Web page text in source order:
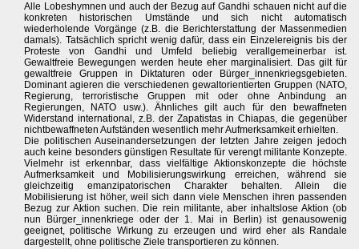
Alle Lobeshymnen und auch der Bezug auf Gandhi schauen nicht auf die
konkreten historischen Umstände und sich nicht automatisch
wiederholende Vorgänge (z.B. die Berichterstattung der Massenmedien
damals). Tatsächlich spricht wenig dafür, dass ein Einzelereignis bis der
Proteste von Gandhi und Umfeld beliebig verallgemeinerbar ist.
Gewaltfreie Bewegungen werden heute eher marginalisiert. Das gilt für
gewaltfreie Gruppen in Diktaturen oder Bürger_innenkriegsgebieten.
Dominant agieren die verschiedenen gewaltorientierten Gruppen (NATO,
Regierung, terroristische Gruppen mit oder ohne Anbindung an
Regierungen, NATO usw.). Ähnliches gilt auch für den bewaffneten
Widerstand international, z.B. der Zapatistas in Chiapas, die gegenüber
nichtbewaffneten Aufständen wesentlich mehr Aufmerksamkeit erhielten.
Die politischen Auseinandersetzungen der letzten Jahre zeigen jedoch
auch keine besonders günstigen Resultate für verengt militante Konzepte.
Vielmehr ist erkennbar, dass vielfältige Aktionskonzepte die höchste
Aufmerksamkeit und Mobilisierungswirkung erreichen, während sie
gleichzeitig emanzipatorischen Charakter behalten. Allein die
Mobilisierung ist höher, weil sich dann viele Menschen ihren passenden
Bezug zur Aktion suchen. Die rein militante, aber inhaltslose Aktion (ob
nun Bürger_innenkriege oder der 1. Mai in Berlin) ist genausowenig
geeignet, politische Wirkung zu erzeugen und wird eher als Randale
dargestellt, ohne politische Ziele transportieren zu können.